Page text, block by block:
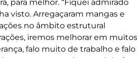
para melhor. “Fiquei admirado
visto. Arregaçaram mangas e
no âmbito estrutural
iremos melhorar em muitos
falo muito de trabalho e falo